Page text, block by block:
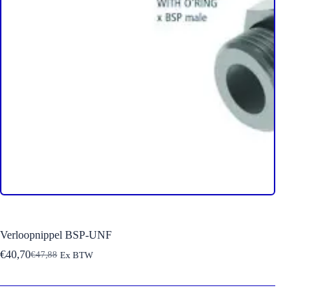
Verloopnippel BSP-UNF
€47,88
Oorspronkelijke
was:
€40,70Huidige
is:
Ex BTW